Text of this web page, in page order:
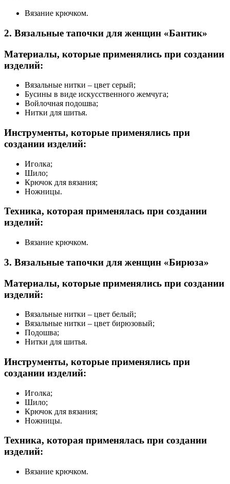
Вязание крючком.
2. Вязальные тапочки для женщин «Бантик»
Материалы, которые применялись при создании
изделий:
Вязальные нитки – цвет серый;
Бусины в виде искусственного жемчуга;
Войлочная подошва;
Нитки для шитья.
Инструменты, которые применялись при
создании изделий:
Иголка;
Шило;
Крючок для вязания;
Ножницы.
Техника, которая применялась при создании
изделий:
Вязание крючком.
3. Вязальные тапочки для женщин «Бирюза»
Материалы, которые применялись при создании
изделий:
Вязальные нитки – цвет белый;
Вязальные нитки – цвет бирюзовый;
Подошва;
Нитки для шитья.
Инструменты, которые применялись при
создании изделий:
Иголка;
Шило;
Крючок для вязания;
Ножницы.
Техника, которая применялась при создании
изделий:
Вязание крючком.